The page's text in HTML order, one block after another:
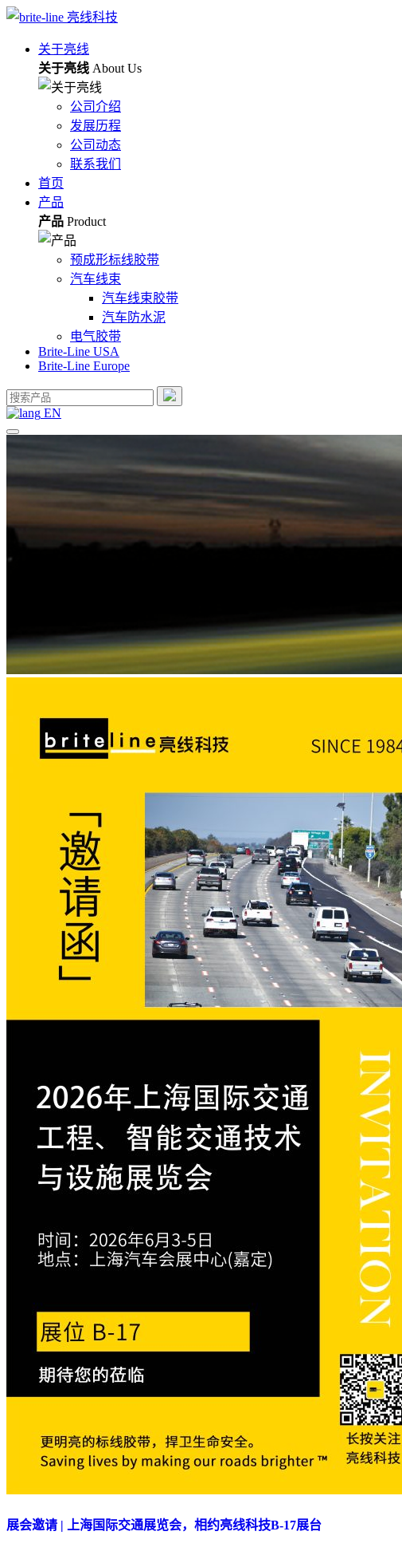
关于亮线
关于亮线 About Us
公司介绍
发展历程
公司动态
联系我们
首页
产品
产品 Product
预成形标线胶带
汽车线束
汽车线束胶带
汽车防水泥
电气胶带
Brite-Line USA
Brite-Line Europe
EN
展会邀请 | 上海国际交通展览会，相约亮线科技B-17展台